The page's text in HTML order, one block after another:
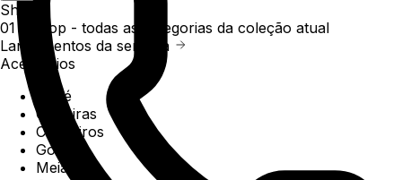
Shop
01 /
Shop - todas as categorias da coleção atual
Lançamentos da semana
Acessórios
Boné
Carteiras
Chaveiros
Gorros
Meias